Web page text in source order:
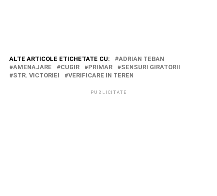
ALTE ARTICOLE ETICHETATE CU:
ADRIAN TEBAN
AMENAJARE
CUGIR PRIMAR
SENSURI GIRATORII
STR. VICTORIEI
VERIFICARE IN TEREN
PUBLICITATE